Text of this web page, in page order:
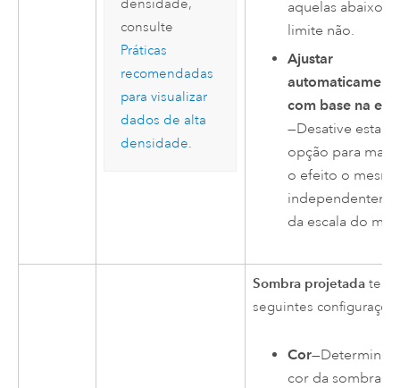
densidade,
consulte
Práticas
recomendadas
para visualizar
dados de alta
densidade.
aquelas abaixo
limite não.
Ajustar
com base na
—Desative esta
opção para
o efeito o
da escala do
Sombra projetada tem
seguintes
Cor—Determina a
cor da sombra